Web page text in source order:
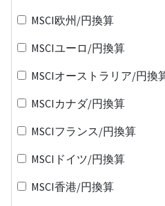
MSCI欧州/円換算
MSCIユーロ/円換算
MSCIオーストラリア/円換
MSCIカナダ/円換算
MSCIフランス/円換算
MSCIドイツ/円換算
MSCI香港/円換算